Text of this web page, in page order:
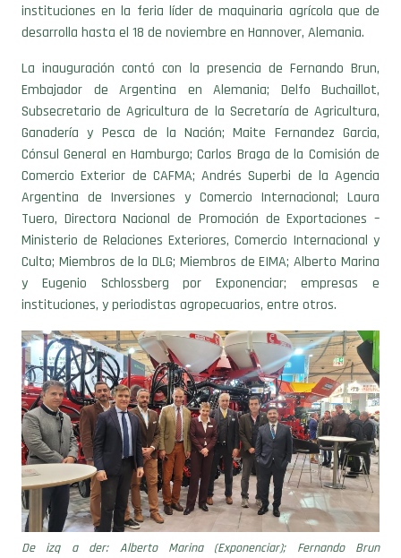
instituciones en la feria líder de maquinaria agrícola que de
desarrolla hasta el 18 de noviembre en Hannover, Alemania.
La inauguración contó con la presencia de Fernando Brun,
Embajador de Argentina en Alemania; Delfo Buchaillot,
Subsecretario de Agricultura de la Secretaría de Agricultura,
Ganadería y Pesca de la Nación; Maite Fernandez Garcia,
Cónsul General en Hamburgo; Carlos Braga de la Comisión de
Comercio Exterior de CAFMA; Andrés Superbi de la Agencia
Argentina de Inversiones y Comercio Internacional; Laura
Tuero, Directora Nacional de Promoción de Exportaciones –
Ministerio de Relaciones Exteriores, Comercio Internacional y
Culto; Miembros de la DLG; Miembros de EIMA; Alberto Marina
y Eugenio Schlossberg por Exponenciar; empresas e
instituciones, y periodistas agropecuarios, entre otros.
De izq a der: Alberto Marina (Exponenciar); Fernando Brun